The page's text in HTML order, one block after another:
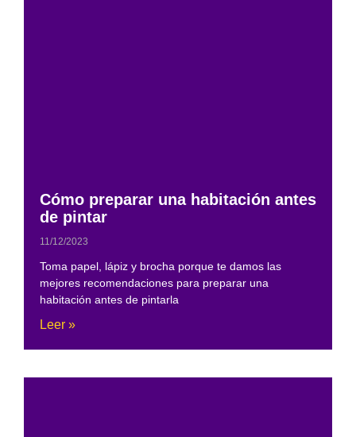
Cómo preparar una habitación antes
de pintar
11/12/2023
Toma papel, lápiz y brocha porque te damos las
mejores recomendaciones para preparar una
habitación antes de pintarla
Leer »